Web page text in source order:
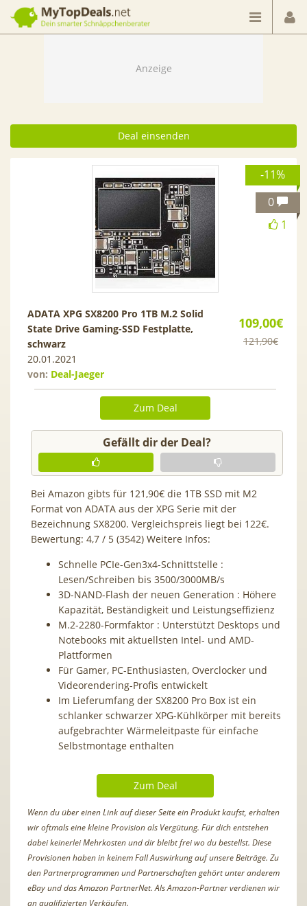
Dein smarter Schnäppchenberater
Deal einsenden
-11%
1
0
109,00€
121,90€
ADATA XPG SX8200 Pro 1TB M.2 Solid
State Drive Gaming-SSD Festplatte,
schwarz
20.01.2021
von: Deal-Jaeger
Zum Deal
Gefällt dir der Deal?
Bei Amazon gibts für 121,90€ die 1TB SSD mit M2
Format von ADATA aus der XPG Serie mit der
Bezeichnung SX8200. Vergleichspreis liegt bei 122€.
Bewertung: 4,7 / 5 (3542) Weitere Infos:
Schnelle PCIe-Gen3x4-Schnittstelle :
Lesen/Schreiben bis 3500/3000MB/s
3D-NAND-Flash der neuen Generation : Höhere
Kapazität, Beständigkeit und Leistungseffizienz
M.2-2280-Formfaktor : Unterstützt Desktops und
Notebooks mit aktuellsten Intel- und AMD-
Plattformen
Für Gamer, PC-Enthusiasten, Overclocker und
Videorendering-Profis entwickelt
Im Lieferumfang der SX8200 Pro Box ist ein
schlanker schwarzer XPG-Kühlkörper mit bereits
aufgebrachter Wärmeleitpaste für einfache
Selbstmontage enthalten
Zum Deal
Wenn du über einen Link auf dieser Seite ein Produkt kaufst, erhalten
wir oftmals eine kleine Provision als Vergütung. Für dich entstehen
dabei keinerlei Mehrkosten und dir bleibt frei wo du bestellst. Diese
Provisionen haben in keinem Fall Auswirkung auf unsere Beiträge. Zu
den Partnerprogrammen und Partnerschaften gehört unter anderem
eBay und das Amazon PartnerNet. Als Amazon-Partner verdienen wir
an qualifizierten Verkäufen.